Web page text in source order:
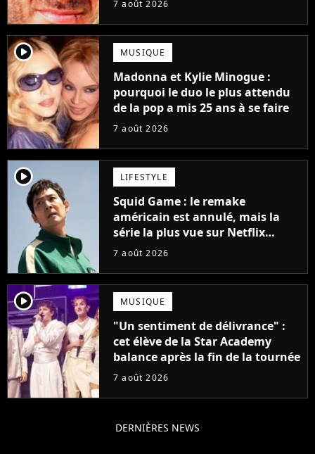
7 août 2026
player2 MUSIQUE
Madonna et Kylie Minogue :
pourquoi le duo le plus attendu
de la pop a mis 25 ans à se faire
7 août 2026
player2 LIFESTYLE
Squid Game : le remake
américain est annulé, mais la
série la plus vue sur Netflix
pourrait avoir une version
7 août 2026
player2 MUSIQUE
"Un sentiment de délivrance" :
cet élève de la Star Academy
balance après la fin de la tournée
7 août 2026
DERNIÈRES NEWS